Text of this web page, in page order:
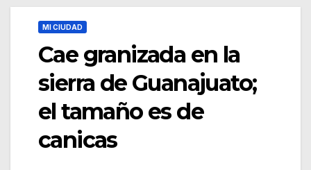
MI CIUDAD
Cae granizada en la
sierra de Guanajuato;
el tamaño es de
canicas